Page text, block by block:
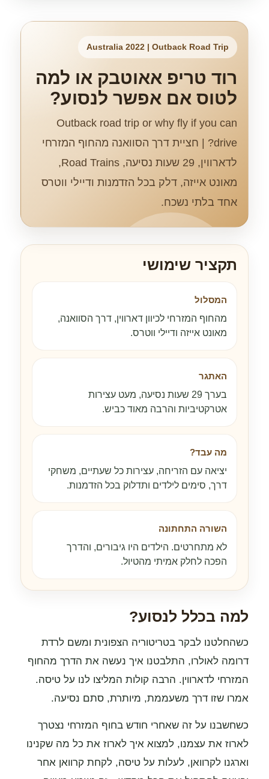
Australia 2022 | Outback Road Trip
רוד טריפ אאוטבק או למה
לטוס אם אפשר לנסוע?
Outback road trip or why fly if you can
drive? | חציית דרך הסוואנה מהחוף המזרחי
לדארווין, 29 שעות נסיעה, Road Trains,
מאונט אייזה, דלק בכל הזדמנות ודיילי ווטרס
אחד בלתי נשכח.
תקציר שימושי
המסלול
מהחוף המזרחי לכיוון דארווין, דרך הסוואנה,
מאונט אייזה ודיילי ווטרס.
האתגר
בערך 29 שעות נסיעה, מעט עצירות
אטרקטיביות והרבה מאוד כביש.
מה עבד?
יציאה עם הזריחה, עצירות כל שעתיים, משחקי
דרך, סימים לילדים ותדלוק בכל הזדמנות.
השורה התחתונה
לא מתחרטים. הילדים היו גיבורים, והדרך
הפכה לחלק אמיתי מהטיול.
למה בכלל לנסוע?
כשהחלטנו לבקר בטריטוריה הצפונית ומשם לרדת
דרומה לאולרו, התלבטנו איך נעשה את הדרך מהחוף
המזרחי לדארווין. הרבה קולות המליצו לנו על טיסה.
אמרו שזו דרך משעממת, מיותרת, סתם נסיעה.
כשחשבנו על זה שאחרי חודש בחוף המזרחי נצטרך
לארוז את עצמנו, למצוא איך לארוז את כל מה שקנינו
וארגנו לקרוואן, לעלות על טיסה, לקחת קרוואן אחר